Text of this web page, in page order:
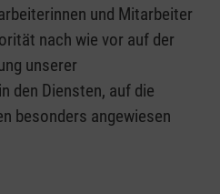
und Mitarbeiter
nach wie vor auf der
unserer
den Diensten, auf die
besonders angewiesen